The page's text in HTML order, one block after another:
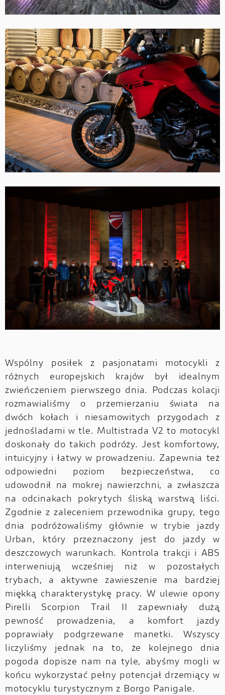
Wspólny posiłek z pasjonatami motocykli z
różnych europejskich krajów był idealnym
zwieńczeniem pierwszego dnia. Podczas kolacji
rozmawialiśmy o przemierzaniu świata na
dwóch kołach i niesamowitych przygodach z
jednośladami w tle. Multistrada V2 to motocykl
doskonały do takich podróży. Jest komfortowy,
intuicyjny i łatwy w prowadzeniu. Zapewnia też
odpowiedni poziom bezpieczeństwa, co
udowodnił na mokrej nawierzchni, a zwłaszcza
na odcinakach pokrytych śliską warstwą liści.
Zgodnie z zaleceniem przewodnika grupy, tego
dnia podróżowaliśmy głównie w trybie jazdy
Urban, który przeznaczony jest do jazdy w
deszczowych warunkach. Kontrola trakcji i ABS
interweniują wcześniej niż w pozostałych
trybach, a aktywne zawieszenie ma bardziej
miękką charakterystykę pracy. W ulewie opony
Pirelli Scorpion Trail II zapewniały dużą
pewność prowadzenia, a komfort jazdy
poprawiały podgrzewane manetki. Wszyscy
liczyliśmy jednak na to, że kolejnego dnia
pogoda dopisze nam na tyle, abyśmy mogli w
końcu wykorzystać pełny potencjał drzemiący w
motocyklu turystycznym z Borgo Panigale.